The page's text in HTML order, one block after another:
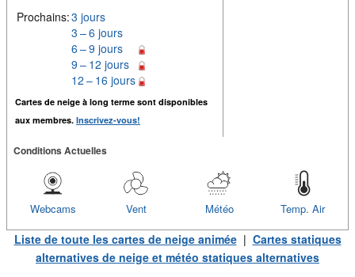
Prochains:3 jours
3 – 6 jours
6 – 9 jours
9 – 12 jours
12 – 16 jours
Cartes de neige à long terme sont disponibles
aux membres. Inscrivez-vous!
Conditions Actuelles
Temp. Air
Météo
Vent
Webcams
Liste de toute les cartes de neige animée| Cartes statiques
alternatives de neige et météo statiques alternatives